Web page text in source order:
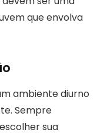
que envolva
ambiente diurno
Sempre
sua